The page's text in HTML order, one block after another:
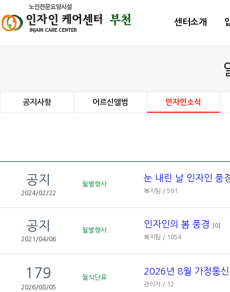
센터소개
공지사항 어르신앨범 인자인소식
공지
2024/02/22
월별행사
눈 내린 날 인자인 풍
복지팀 / 591
공지
2021/04/06
월별행사
인자인의 봄 풍경 [0]
복지팀 / 1054
179
2026/08/05
월식단표
2026년 8월 가정통
관리자 / 12